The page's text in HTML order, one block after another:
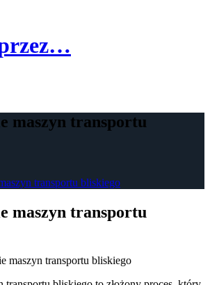
maszyn transportu
transportu bliskiego
maszyn transportu